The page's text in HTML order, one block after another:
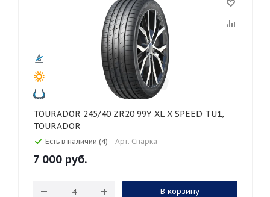
TOURADOR 245/40 ZR20 99Y XL X SPEED TU1,
TOURADOR
Есть в наличии (4) Арт: Спарка
7 000 руб.
В корзину